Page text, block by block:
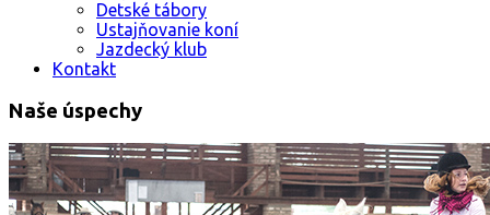
Detské tábory
Ustajňovanie koní
Jazdecký klub
Kontakt
Naše úspechy